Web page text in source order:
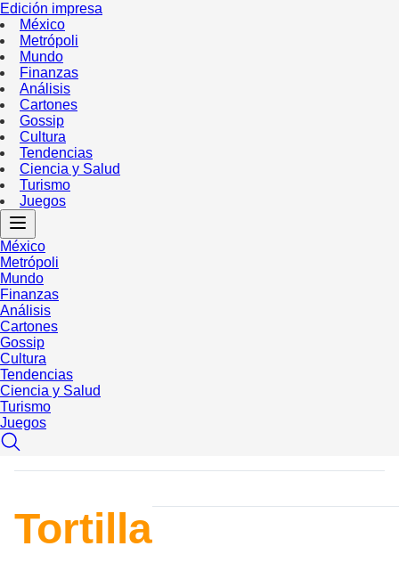
Edición impresa
México
Metrópoli
Mundo
Finanzas
Análisis
Cartones
Gossip
Cultura
Tendencias
Ciencia y Salud
Turismo
Juegos
México
Metrópoli
Mundo
Finanzas
Análisis
Cartones
Gossip
Cultura
Tendencias
Ciencia y Salud
Turismo
Juegos
Tortilla